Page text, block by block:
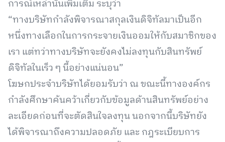
การณ์เหล่านั้นเพิ่มเติม ระบุว่า
“ทางบริษัทกำลังพิจารณาสกุลเงินดิจิทัลมาเป็นอีก
หนึ่งทางเลือกในการกระจายเงินออมให้กับสมาชิกของ
เรา แต่ทว่าทางบริษัทจะยังคงไม่ลงทุนกับสินทรัพย์
ดิจิทัลในเร็ว ๆ นี้อย่างแน่นอน”
โฆษกประจำบริษัทได้ยอมรับว่า ณ ขณะนี้ทางองค์กร
กำลังศึกษาค้นคว้าเกี่ยวกับข้อมูลด้านสินทรัพย์อย่าง
ละเอียดก่อนที่จะตัดสินใจลงทุน นอกจากนี้บริษัทยัง
ได้พิจารณาถึงความปลอดภัย และ กฎระเบียบการ